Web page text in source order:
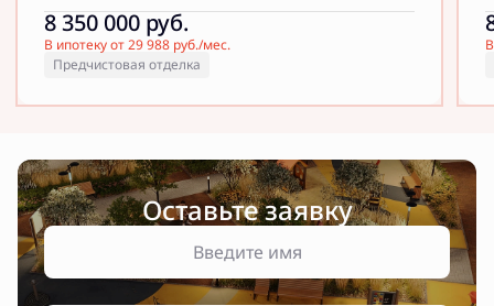
8 350 000 руб.
В ипотеку от 29 988 руб./мес.
Предчистовая отделка
Оставьте заявку